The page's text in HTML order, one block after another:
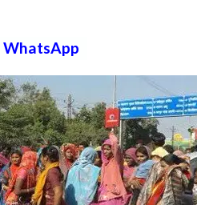
WhatsApp